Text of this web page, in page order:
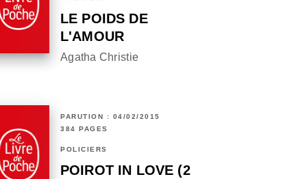
LE POIDS DE
L'AMOUR
Agatha Christie
PARUTION : 04/02/2015
384 PAGES
POLICIERS
POIROT IN LOVE (2